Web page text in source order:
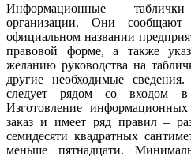
Информационные
организации. Они
официальном названии
правовой форме, а также
желанию руководства на
другие необходимые
следует рядом со входом
Изготовление
заказ и имеет ряд правил –
семидесяти квадратных
меньше пятнадцати.